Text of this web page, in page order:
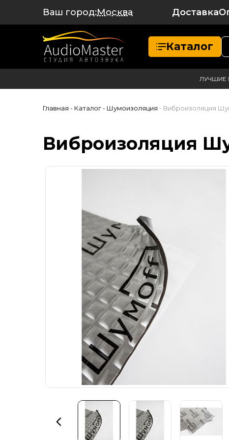
Ваш город:Москва Доставка
Каталог
ЛУЧШИЕ
Главная - Каталог- Шумоизоляция - Виброизоляция
Виброизоляция